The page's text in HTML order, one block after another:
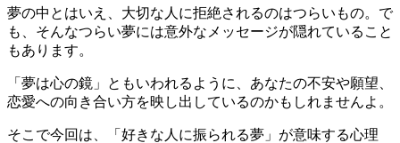
夢の中とはいえ、大切な人に拒絶されるのはつらいもの。で
も、そんなつらい夢には意外なメッセージが隠れていること
もあります。
「夢は心の鏡」ともいわれるように、あなたの不安や願望、
恋愛への向き合い方を映し出しているのかもしれませんよ。
そこで今回は、「好きな人に振られる夢」が意味する心理